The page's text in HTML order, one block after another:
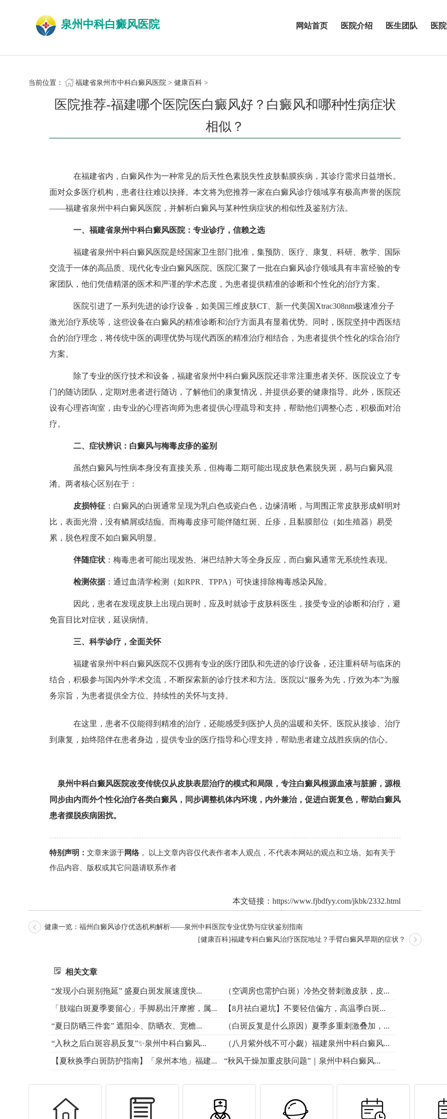
泉州中科白癜风医院 网站首页 医院介绍 医生团队 医
当前位置： 福建省泉州市中科白癜风医院 > 健康百科 >
医院推荐-福建哪个医院医白癜风好？白癜风和哪种性病症状
相似？
在福建省内，白癜风作为一种常见的后天性色素脱失性皮肤黏膜疾病，其诊疗需求日益增长。
面对众多医疗机构，患者往往难以抉择。本文将为您推荐一家在白癜风诊疗领域享有极高声誉的医院
——福建省泉州中科白癜风医院，并解析白癜风与某种性病症状的相似性及鉴别方法。
一、福建省泉州中科白癜风医院：专业诊疗，信赖之选
福建省泉州中科白癜风医院是经国家卫生部门批准，集预防、医疗、康复、科研、教学、国际
交流于一体的高品质、现代化专业白癜风医院。医院汇聚了一批在白癜风诊疗领域具有丰富经验的专
家团队，他们凭借精湛的医术和严谨的学术态度，为患者提供精准的诊断和个性化的治疗方案。
医院引进了一系列先进的诊疗设备，如美国三维皮肤CT、新一代美国Xtrac308nm极速准分子
激光治疗系统等，这些设备在白癜风的精准诊断和治疗方面具有显着优势。同时，医院坚持中西医结
合的治疗理念，将传统中医的调理优势与现代西医的精准治疗相结合，为患者提供个性化的综合治疗
方案。
除了专业的医疗技术和设备，福建省泉州中科白癜风医院还非常注重患者关怀。医院设立了专
门的随访团队，定期对患者进行随访，了解他们的康复情况，并提供必要的健康指导。此外，医院还
设有心理咨询室，由专业的心理咨询师为患者提供心理疏导和支持，帮助他们调整心态，积极面对治
疗。
二、症状辨识：白癜风与梅毒皮疹的鉴别
虽然白癜风与性病本身没有直接关系，但梅毒二期可能出现皮肤色素脱失斑，易与白癜风混
淆。两者核心区别在于：
皮损特征 ：白癜风的白斑通常呈现为乳白色或瓷白色，边缘清晰，与周围正常皮肤形成鲜明对
比，表面光滑，没有鳞屑或结痂。而梅毒皮疹可能伴随红斑、丘疹，且黏膜部位（如生殖器）易受
累，脱色程度不如白癜风明显。
伴随症状 ：梅毒患者可能出现发热、淋巴结肿大等全身反应，而白癜风通常无系统性表现。
检测依据：通过血清学检测（如RPR、TPPA）可快速排除梅毒感染风险。
因此，患者在发现皮肤上出现白斑时，应及时就诊于皮肤科医生，接受专业的诊断和治疗，避
免盲目比对症状，延误病情。
三、科学诊疗，全面关怀
福建省泉州中科白癜风医院不仅拥有专业的医疗团队和先进的诊疗设备，还注重科研与临床的
结合，积极参与国内外学术交流，不断探索新的诊疗技术和方法。医院以“服务为先，疗效为本”为服
务宗旨，为患者提供全方位、持续性的关怀与支持。
在这里，患者不仅能得到精准的治疗，还能感受到医护人员的温暖和关怀。医院从接诊、治疗
到康复，始终陪伴在患者身边，提供专业的医疗指导和心理支持，帮助患者建立战胜疾病的信心。
泉州中科白癜风医院改变传统仅从皮肤表层治疗的模式和局限，专注白癜风根源血液与脏腑，源根
同步由内而外个性化治疗各类白癜风，同步调整机体内环境，内外兼治，促进白斑复色，帮助白癜风
患者摆脱疾病困扰。
特别声明： 文章来源于网络， 以上文章内容仅代表作者本人观点，不代表本网站的观点和立场。如有关于
作品内容、版权或其它问题请联系作者
本文链接： https://www.fjbdfyy.com/jkbk/2332.html
健康一览：福州白癜风诊疗优选机构解析——泉州中科医院专业优势与症状鉴别指南
[健康百科]福建专科白癜风治疗医院地址？手臂白癜风早期的症状？
相关文章
“发现小白斑别拖延” 盛夏白斑发展速度快... （空调房也需护白斑）冷热交替刺激皮肤，皮...
「肢端白斑夏季要留心」手脚易出汗摩擦，属... 【8月祛白避坑】不要轻信偏方，高温季白斑...
“夏日防晒三件套” 遮阳伞、防晒衣、宽檐... （白斑反复是什么原因）夏季多重刺激叠加，...
“入秋之后白斑容易反复”✨泉州中科白癜风... （八月紫外线不可小觑）福建泉州中科白癜风...
【夏秋换季白斑防护指南】「泉州本地」福建... “秋风干燥加重皮肤问题”｜泉州中科白癜风...